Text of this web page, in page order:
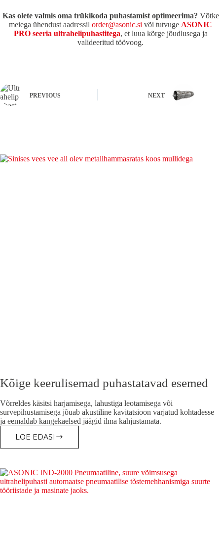
Kas olete valmis oma trükikoda puhastamist optimeerima? Võtke
meiega ühendust aadressil order@asonic.si või tutvuge ASONIC
PRO seeria ultrahelipuhastitega, et luua kõrge jõudlusega ja
valideeritud töövoog.
PREVIOUS NEXT
Kõige keerulisemad puhastatavad esemed
Võrreldes käsitsi harjamisega, lahustiga leotamisega või
survepihustamisega jõuab akustiline kavitatsioon varjatud kohtadesse
ja eemaldab kangekaelsed jäägid ilma kahjustamata.
LOE EDASI
KÕIGE
KEERULISEMAD